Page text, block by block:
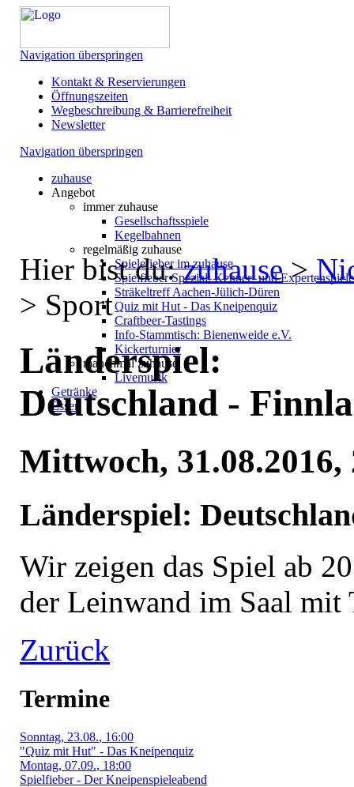
Navigation überspringen
Kontakt & Reservierungen
Öffnungszeiten
Wegbeschreibung & Barrierefreiheit
Newsletter
Navigation überspringen
zuhause
Angebot
immer zuhause
Gesellschaftsspiele
Kegelbahnen
regelmäßig zuhause
Spielefieber im zuhause
Spielfieber Spezial: Kenner- und
Sträkeltreff Aachen-Jülich-Düren
Quiz mit Hut - Das Kneipenquiz
Craftbeer-Tastings
Info-Stammtisch: Bienenweide e.V.
Kickerturnier
manchmal zuhause
Livemusik
Getränke
Essen
Hier bist du:zuhause>
> Sport
Länderspiel:
Deutschland -
Mittwoch,
Länderspiel:
Wir zeigen das Spiel ab
der Leinwand im Saal mit
Zurück
Termine
Sonntag, 23.08., 16:00
"Quiz mit Hut" - Das Kneipenquiz
Montag, 07.09., 18:00
Spielfieber - Der Kneipenspieleabend